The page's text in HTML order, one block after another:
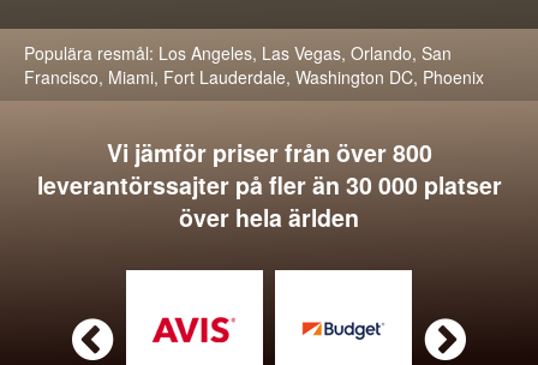
Populära resmål: Los Angeles, Las Vegas, Orlando, San
Francisco, Miami, Fort Lauderdale, Washington DC, Phoenix
Vi jämför priser från över 800
leverantörssajter på fler än 30 000 platser
över hela ärlden
 